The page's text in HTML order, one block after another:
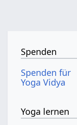
Spenden
Spenden für
Yoga Vidya
Yoga lernen